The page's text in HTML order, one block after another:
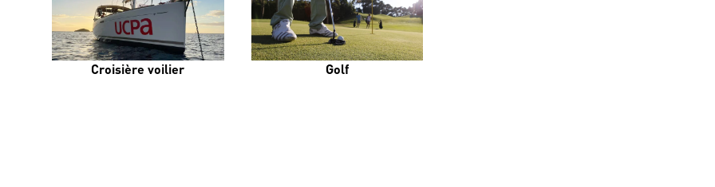
Croisière voilier Golf